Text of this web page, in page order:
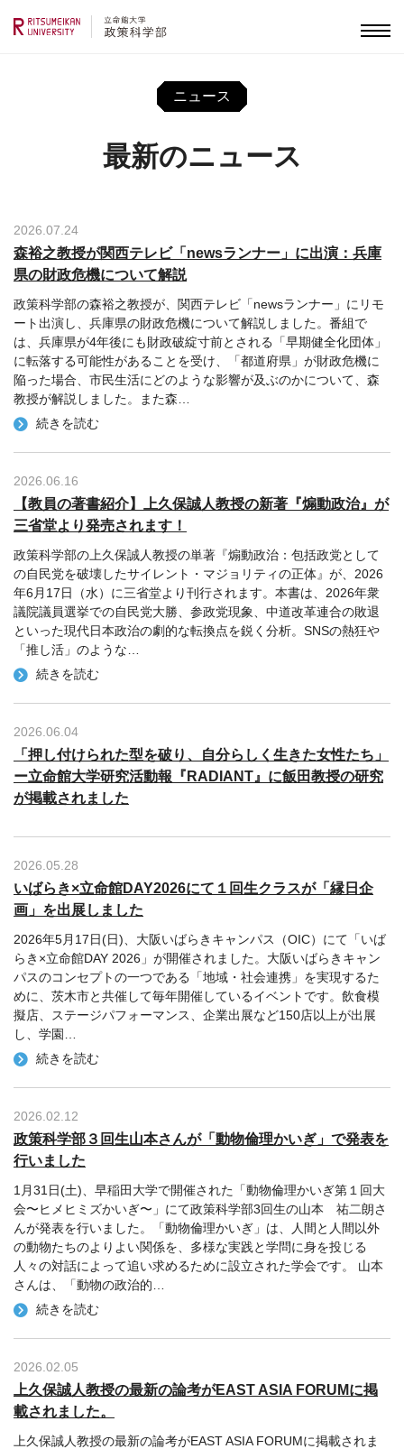
ニュース
最新のニュース
2026.07.24
森裕之教授が関西テレビ「newsランナー」に出演：兵庫
県の財政危機について解説
政策科学部の森裕之教授が、関西テレビ「newsランナー」にリモ
ート出演し、兵庫県の財政危機について解説しました。番組で
は、兵庫県が4年後にも財政破綻寸前とされる「早期健全化団体」
に転落する可能性があることを受け、「都道府県」が財政危機に
陥った場合、市民生活にどのような影響が及ぶのかについて、森
教授が解説しました。また森
続きを読む
2026.06.16
【教員の著書紹介】上久保誠人教授の新著『煽動政治』が
三省堂より発売されます！
政策科学部の上久保誠人教授の単著『煽動政治：包括政党として
の自民党を破壊したサイレント・マジョリティの正体』が、2026
年6月17日（水）に三省堂より刊行されます。本書は、2026年衆
議院議員選挙での自民党大勝、参政党現象、中道改革連合の敗退
といった現代日本政治の劇的な転換点を鋭く分析。SNSの熱狂や
「推し活」のような
続きを読む
2026.06.04
「押し付けられた型を破り、自分らしく生きた女性たち」
ー立命館大学研究活動報『RADIANT』に飯田教授の研究
が掲載されました
2026.05.28
いばらき×立命館DAY2026にて１回生クラスが「縁日企
画」を出展しました
2026年5月17日(日)、大阪いばらきキャンパス（OIC）にて「いば
らき×立命館DAY 2026」が開催されました。大阪いばらきキャン
パスのコンセプトの一つである「地域・社会連携」を実現するた
めに、茨木市と共催して毎年開催しているイベントです。飲食模
擬店、ステージパフォーマンス、企業出展など150店以上が出展
し、学園
続きを読む
2026.02.12
政策科学部３回生山本さんが「動物倫理かいぎ」で発表を
行いました
1月31日(土)、早稲田大学で開催された「動物倫理かいぎ第１回大
会〜ヒメヒミズかいぎ〜」にて政策科学部3回生の山本 祐二朗さ
んが発表を行いました。「動物倫理かいぎ」は、人間と人間以外
の動物たちのよりよい関係を、多様な実践と学問に身を投じる
人々の対話によって追い求めるために設立された学会です。 山本
さんは、「動物の政治的
続きを読む
2026.02.05
上久保誠人教授の最新の論考がEAST ASIA FORUMに掲
載されました。
上久保誠人教授の最新の論考がEAST ASIA FORUMに掲載されま